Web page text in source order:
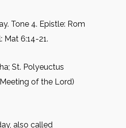
Tone 4. Epistle: Rom
Mat 6:14-21.
St. Polyeuctus
of the Lord)
also called